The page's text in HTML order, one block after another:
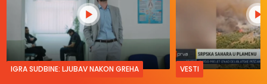
IGRA SUDBINE: LJUBAV NAKON GREHA VESTI